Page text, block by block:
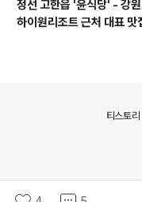
정선 고한읍 '윤식당' - 강
하이원리조트 근처 대표 맛
티스토리